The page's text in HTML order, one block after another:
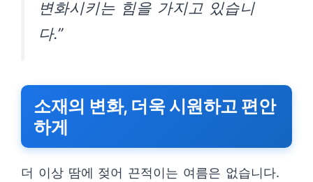
변화시키는 힘을 가지고 있습니
다.”
소재의 변화, 더욱 시원하고 편안
하게
더 이상 땀에 젖어 끈적이는 여름은 없습니다.